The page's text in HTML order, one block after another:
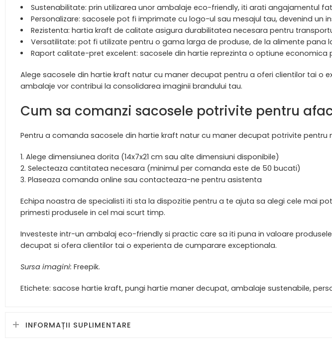
Sustenabilitate: prin utilizarea unor ambalaje eco-friendly, iti arati angajamentul
Personalizare: sacosele pot fi imprimate cu logo-ul sau mesajul tau, devenind un
Rezistenta: hartia kraft de calitate asigura durabilitatea necesara pentru
Versatilitate: pot fi utilizate pentru o gama larga de produse, de la alimente pana
Raport calitate-pret excelent: sacosele din hartie reprezinta o optiune economica
Alege sacosele din hartie kraft natur cu maner decupat pentru a oferi clientilor tai o
ambalaje vor contribui la consolidarea imaginii brandului tau.
Cum sa comanzi sacosele potrivite pentru
Pentru a comanda sacosele din hartie kraft natur cu maner decupat potrivite pentru
Alege dimensiunea dorita (14x7x21 cm sau alte dimensiuni disponibile)
Selecteaza cantitatea necesara (minimul per comanda este de 50 bucati)
Plaseaza comanda online sau contacteaza-ne pentru asistenta
Echipa noastra de specialisti iti sta la dispozitie pentru a te ajuta sa alegi cele mai
primesti produsele in cel mai scurt timp.
Investeste intr-un ambalaj eco-friendly si practic care sa iti puna in valoare
decupat si ofera clientilor tai o experienta de cumparare exceptionala.
Sursa imagini: Freepik.
Etichete: sacose hartie kraft, pungi hartie maner decupat, ambalaje sustenabile,
INFORMAȚII SUPLIMENTARE